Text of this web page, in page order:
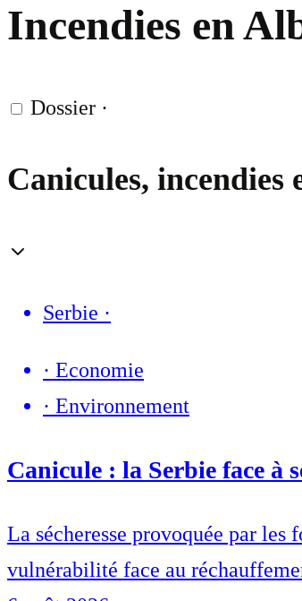
Incendies en
Dossier ·
Canicules, incendies
Serbie ·
· Economie
· Environnement
Canicule : la Serbie face à
La sécheresse provoquée par les
vulnérabilité face au